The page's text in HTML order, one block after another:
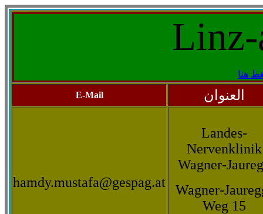
Linz-
هنا
E-Mail العنوان
hamdy.mustafa@gespag.at
Landes-
Nervenklinik
Wagner-
Wagner-
Weg 15